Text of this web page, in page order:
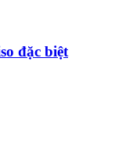
đặc biệt